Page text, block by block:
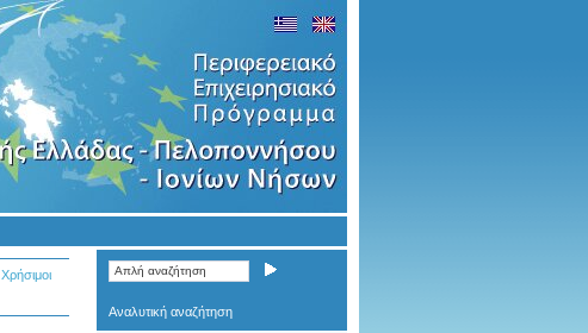
Χρήσιμοι
Αναλυτική αναζήτηση